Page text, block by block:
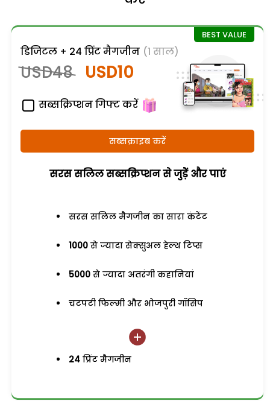
डिजिटल + 24 प्रिंट मैगजीन (1 साल)
USD48 USD10
सब्सक्रिप्शन गिफ्ट करें
सब्सक्राइब करें
सरस सलिल सब्सक्रिप्शन से जुड़ेें और पाएं
सरस सलिल मैगजीन का सारा कंटेंट
1000 से ज्यादा सेक्सुअल हेल्थ टिप्स
5000 से ज्यादा अतरंगी कहानियां
चटपटी फिल्मी और भोजपुरी गॉसिप
24 प्रिंट मैगजीन